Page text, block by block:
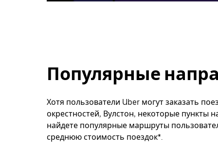
Популярные
Хотя пользователи Uber могут заказать
окрестностей, Вулстон, некоторые пункты
найдете популярные маршруты
среднюю стоимость поездок*.